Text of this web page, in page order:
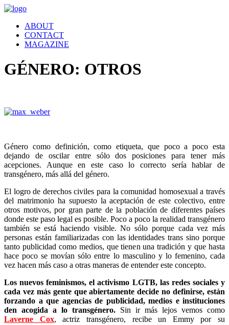
ABOUT
CONTACT
MAGAZINE
GÉNERO: OTROS
Género como definición, como etiqueta, que poco a poco esta
dejando de oscilar entre sólo dos posiciones para tener más
acepciones. Aunque en este caso lo correcto sería hablar de
transgénero, más allá del género.
El logro de derechos civiles para la comunidad homosexual a través
del matrimonio ha supuesto la aceptación de este colectivo, entre
otros motivos, por gran parte de la población de diferentes países
donde este paso legal es posible. Poco a poco la realidad transgénero
también se está haciendo visible. No sólo porque cada vez más
personas están familiarizadas con las identidades trans sino porque
tanto publicidad como medios, que tienen una tradición y que hasta
hace poco se movían sólo entre lo masculino y lo femenino, cada
vez hacen más caso a otras maneras de entender este concepto.
Los nuevos feminismos, el activismo LGTB, las redes sociales y
cada vez más gente que abiertamente decide no definirse, están
forzando a que agencias de publicidad, medios e instituciones
den acogida a lo transgénero. Sin ir más lejos vemos como
Laverne Cox, actriz transgénero, recibe un Emmy por su